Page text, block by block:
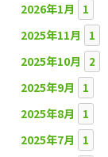
2026年1月 1
2025年11月 1
2025年10月 2
2025年9月 1
2025年8月 1
2025年7月 1